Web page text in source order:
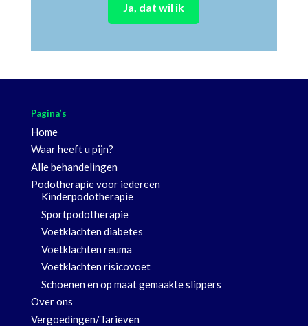
Ja, dat wil ik
Pagina’s
Home
Waar heeft u pijn?
Alle behandelingen
Podotherapie voor iedereen
Kinderpodotherapie
Sportpodotherapie
Voetklachten diabetes
Voetklachten reuma
Voetklachten risicovoet
Schoenen en op maat gemaakte slippers
Over ons
Vergoedingen/Tarieven